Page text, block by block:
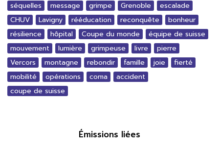
séquelles message grimpe Grenoble
escalade
CHUV
Lavigny rééducation reconquête
bonheur
résilience
hôpital Coupe du monde
équipe de suisse
mouvement
lumière grimpeuse livre
pierre
Vercors
montagne rebondir famille joie
fierté
mobilité
opérations coma
accident
coupe de suisse
Émissions liées